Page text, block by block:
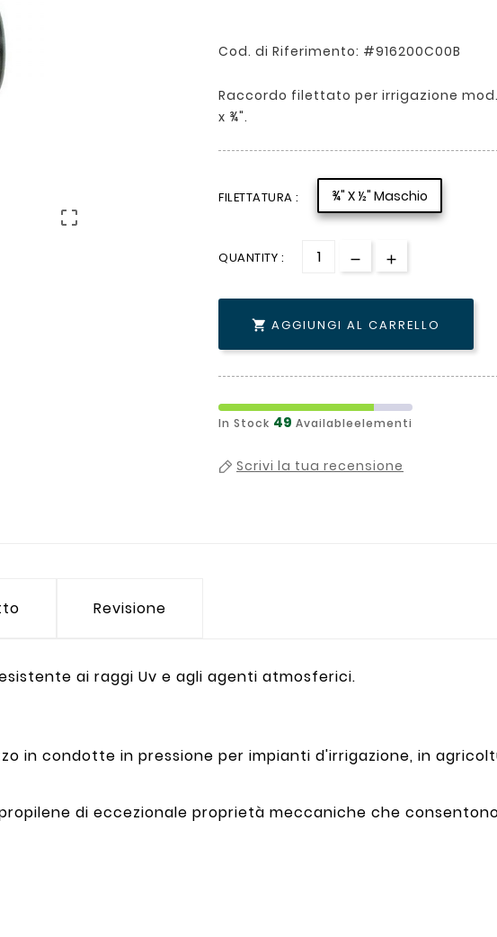

Cod. di Riferimento: #916200C00B
Raccordo filettato per irrigazione
x ¾".
FILETTATURA : ¾" X ½" Maschio
QUANTITY :
 AGGIUNGI AL CARRELLO
In Stock 49 Availableelementi
Scrivi la tua recensione
Revisione
ai raggi Uv e agli agenti atmosferici.
in condotte in pressione per impianti d'irrigazione, in
di eccezionale proprietà meccaniche che